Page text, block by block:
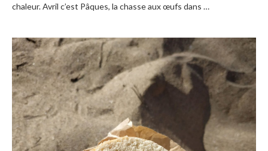
chaleur. Avril c’est Pâques, la chasse aux œufs dans …